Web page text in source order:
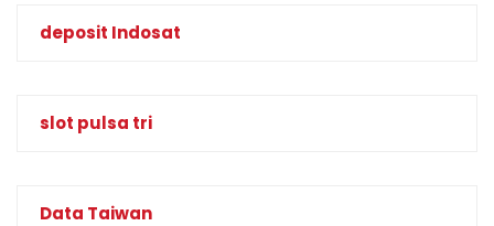
deposit Indosat
slot pulsa tri
Data Taiwan